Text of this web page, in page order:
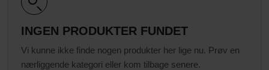
INGEN PRODUKTER FUNDET
Vi kunne ikke finde nogen produkter her lige nu. Prøv en
nærliggende kategori eller kom tilbage senere.